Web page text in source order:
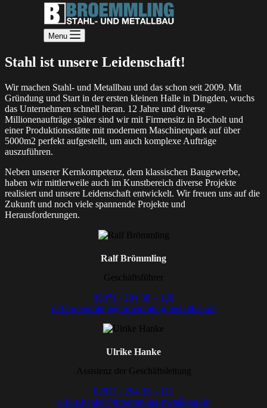
Menu
Stahl ist unsere Leidenschaft!
Wir machen Stahl- und Metallbau und das schon seit 2009. Mit
Gründung und Start in der ersten kleinen Halle in Dingden, wuchs
das Unternehmen schnell heran. 12 Jahre und diverse
Millionenaufträge später sind wir mit Firmensitz in Bocholt und
einer Produktionsstätte mit modernem Maschinenpark auf über
5000m2 perfekt aufgestellt, um auch komplexe Aufträge
auszuführen.
Neben unserer Kernkompetenz, dem klassischen Baugewerbe,
haben wir mittlerweile auch im Kunstbereich diverse Projekte
realisiert und unsere Leidenschaft entwickelt. Wir freuen uns auf die
Zukunft und noch viele spannende Projekte und
Herausforderungen.
Ralf Brömmling
Geschäftsführer
02871 / 294 38 – 120
ralf.broemmling@broemmling-metallbau.de
Ulrike Hanke
Assistenz der Geschäftsleitung
02871 / 294 38 – 111
ulrike.hanke@broemmling-metallbau.de